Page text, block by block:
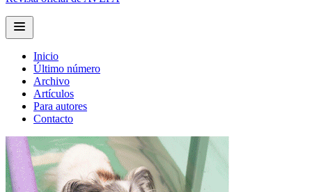
Open main menu
Inicio
Último número
Archivo
Artículos
Para autores
Contacto